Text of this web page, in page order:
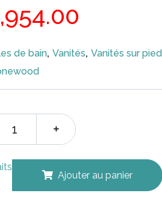
:
prix
actuel
de bain, Vanités, Vanités sur pied
Ajouter au panier